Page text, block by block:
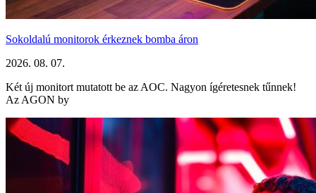
Sokoldalú monitorok érkeznek bomba áron
2026. 08. 07.
Két új monitort mutatott be az AOC. Nagyon ígéretesnek tűnnek!
Az AGON by